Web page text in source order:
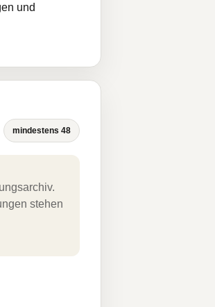
und
mindestens 48
stehen